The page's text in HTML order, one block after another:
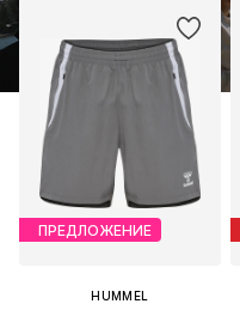
ПРЕДЛОЖЕНИЕ
HUMMEL